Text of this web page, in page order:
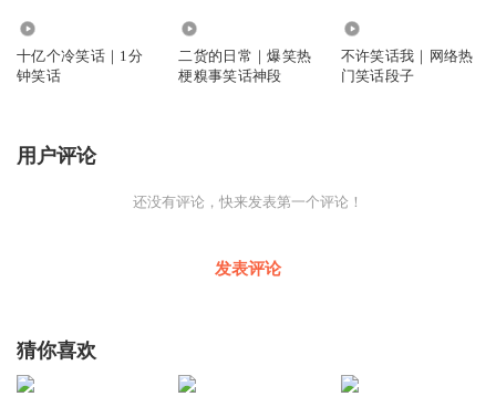
十亿个冷笑话｜1分
钟笑话
二货的日常｜爆笑热
梗糗事笑话神段
不许笑话我｜网络热
门笑话段子
用户评论
还没有评论，快来发表第一个评论！
发表评论
猜你喜欢